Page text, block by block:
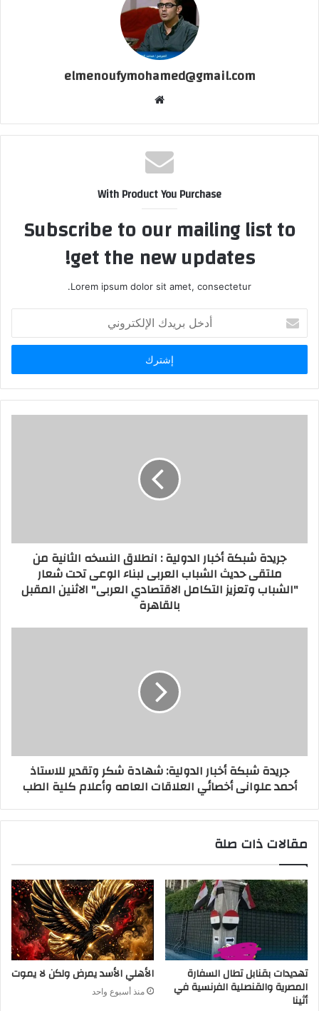
elmenoufymohamed@gmail.com
With Product You Purchase
Subscribe to our mailing list to
get the new updates!
Lorem ipsum dolor sit amet, consectetur.
بريدك
الإلكتروني
جريدة شبكة أخبار الدولية : انطلاق النسخه الثانية من
ملتقى حديث الشباب العربى لبناء الوعى تحت شعار
"الشباب وتعزيز التكامل الاقتصادي العربى" الاثنين المقبل
بالقاهرة
جريدة شبكة أخبار الدولية: شهادة شكر وتقدير للاستاذ
أحمد علوانى أخصائي العلاقات العامه وأعلام كلية الطب
مقالات ذات صلة
تهديدات بقنابل تطال السفارة
المصرية والقنصلية الفرنسية في
أثينا
الأهلي الأسد يمرض ولكن لا يموت
منذ أسبوع واحد